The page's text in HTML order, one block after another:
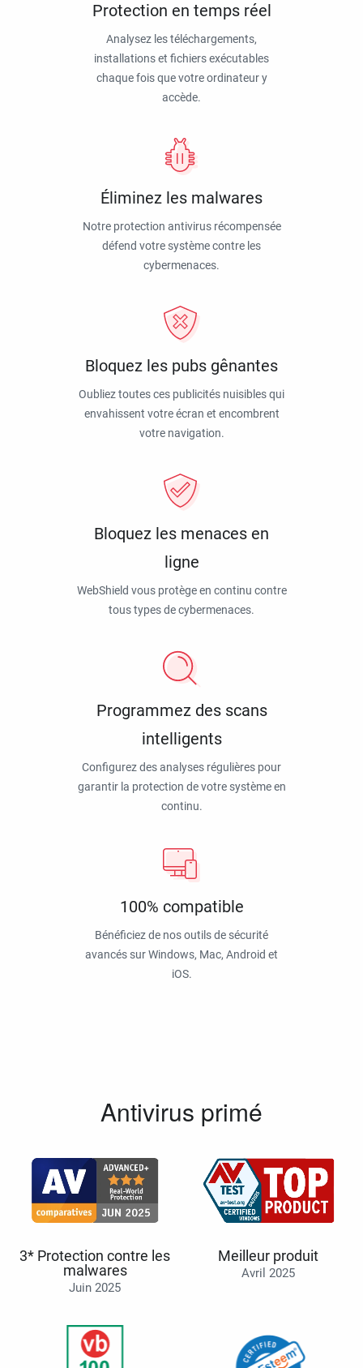
Protection en temps réel
Analysez les téléchargements,
installations et fichiers exécutables
chaque fois que votre ordinateur y
accède.
Éliminez les malwares
Notre protection antivirus récompensée
défend votre système contre les
cybermenaces.
Bloquez les pubs gênantes
Oubliez toutes ces publicités nuisibles qui
envahissent votre écran et encombrent
votre navigation.
Bloquez les menaces en
ligne
WebShield vous protège en continu contre
tous types de cybermenaces.
Programmez des scans
intelligents
Configurez des analyses régulières pour
garantir la protection de votre système en
continu.
100% compatible
Bénéficiez de nos outils de sécurité
avancés sur Windows, Mac, Android et
iOS.
Antivirus primé
3* Protection contre les
malwares
Juin 2025
Meilleur produit
Avril 2025